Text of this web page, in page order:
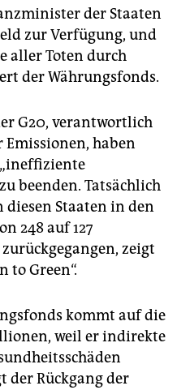
der Staaten
zur Verfügung, und
aller Toten durch
der Währungsfonds.
G20, verantwortlich
haben
beenden. Tatsächlich
Staaten in den
248 auf 127
zeigt
to Green“.
kommt auf die
weil er indirekte
der Rückgang der